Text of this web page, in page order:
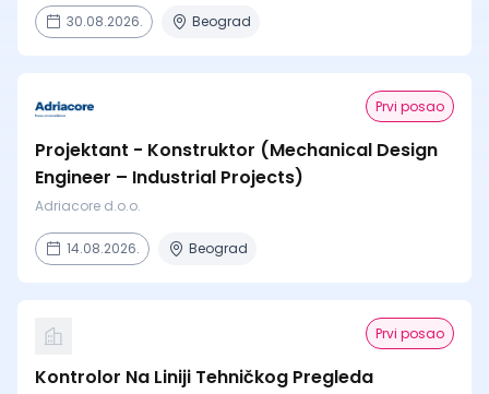
30.08.2026. Beograd
Prvi posao
Projektant - Konstruktor (Mechanical Design
Engineer – Industrial Projects)
Adriacore d.o.o.
14.08.2026. Beograd
Prvi posao
Kontrolor Na Liniji Tehničkog Pregleda